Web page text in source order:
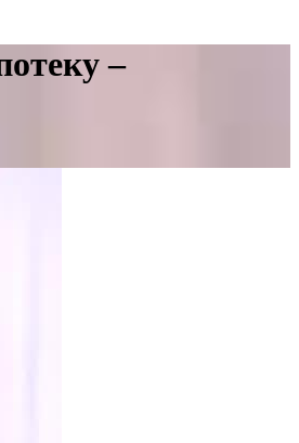
–